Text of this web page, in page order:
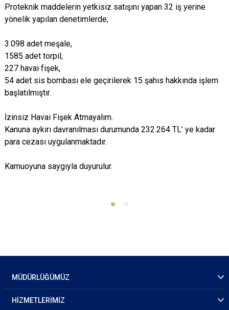
Proteknik maddelerin yetkisiz satışını yapan 32 iş yerine
yönelik yapılan denetimlerde;
3.098 adet meşale,
1585 adet torpil,
227 havai fişek,
54 adet sis bombası ele geçirilerek 15 şahıs hakkında işlem
başlatılmıştır.
İzinsiz Havai Fişek Atmayalım.
Kanuna aykırı davranılması durumunda 232.264 TL’ ye kadar
para cezası uygulanmaktadır.
Kamuoyuna saygıyla duyurulur.
MÜDÜRLÜĞÜMÜZ
HİZMETLERİMİZ